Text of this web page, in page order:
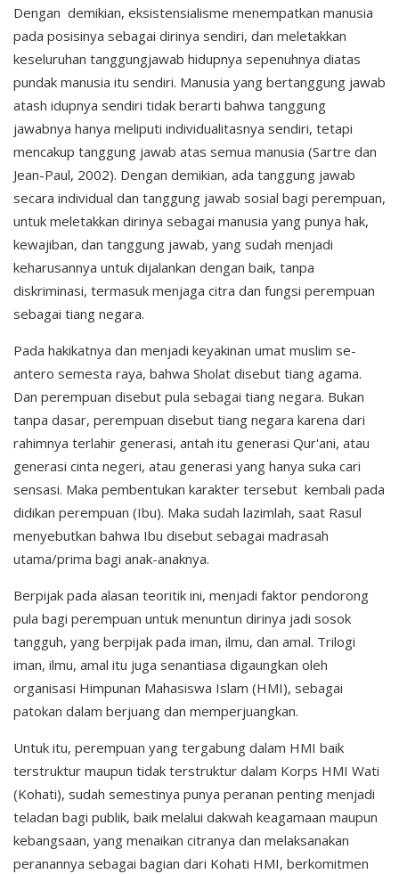
Dengan demikian, eksistensialisme menempatkan manusia
pada posisinya sebagai dirinya sendiri, dan meletakkan
keseluruhan tanggungjawab hidupnya sepenuhnya diatas
pundak manusia itu sendiri. Manusia yang bertanggung jawab
atash idupnya sendiri tidak berarti bahwa tanggung
jawabnya hanya meliputi individualitasnya sendiri, tetapi
mencakup tanggung jawab atas semua manusia (Sartre dan
Jean-Paul, 2002). Dengan demikian, ada tanggung jawab
secara individual dan tanggung jawab sosial bagi perempuan,
untuk meletakkan dirinya sebagai manusia yang punya hak,
kewajiban, dan tanggung jawab, yang sudah menjadi
keharusannya untuk dijalankan dengan baik, tanpa
diskriminasi, termasuk menjaga citra dan fungsi perempuan
sebagai tiang negara.
Pada hakikatnya dan menjadi keyakinan umat muslim se-
antero semesta raya, bahwa Sholat disebut tiang agama.
Dan perempuan disebut pula sebagai tiang negara. Bukan
tanpa dasar, perempuan disebut tiang negara karena dari
rahimnya terlahir generasi, antah itu generasi Qur'ani, atau
generasi cinta negeri, atau generasi yang hanya suka cari
sensasi. Maka pembentukan karakter tersebut kembali pada
didikan perempuan (Ibu). Maka sudah lazimlah, saat Rasul
menyebutkan bahwa Ibu disebut sebagai madrasah
utama/prima bagi anak-anaknya.
Berpijak pada alasan teoritik ini, menjadi faktor pendorong
pula bagi perempuan untuk menuntun dirinya jadi sosok
tangguh, yang berpijak pada iman, ilmu, dan amal. Trilogi
iman, ilmu, amal itu juga senantiasa digaungkan oleh
organisasi Himpunan Mahasiswa Islam (HMI), sebagai
patokan dalam berjuang dan memperjuangkan.
Untuk itu, perempuan yang tergabung dalam HMI baik
terstruktur maupun tidak terstruktur dalam Korps HMI Wati
(Kohati), sudah semestinya punya peranan penting menjadi
teladan bagi publik, baik melalui dakwah keagamaan maupun
kebangsaan, yang menaikan citranya dan melaksanakan
peranannya sebagai bagian dari Kohati HMI, berkomitmen